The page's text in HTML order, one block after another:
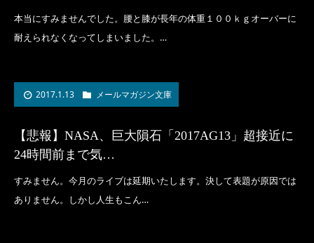
本当にすみませんでした。腰と膝が長年の体重１００ｋｇオーバーに
耐えられなくなってしまいました。…
2017.1.13 メールマガジン文庫
【悲報】NASA、巨大隕石「2017AG13」超接近に
24時間前まで気…
すみません。今月のライブは延期いたします。決して表題が原因では
ありません。しかし人生もこん…